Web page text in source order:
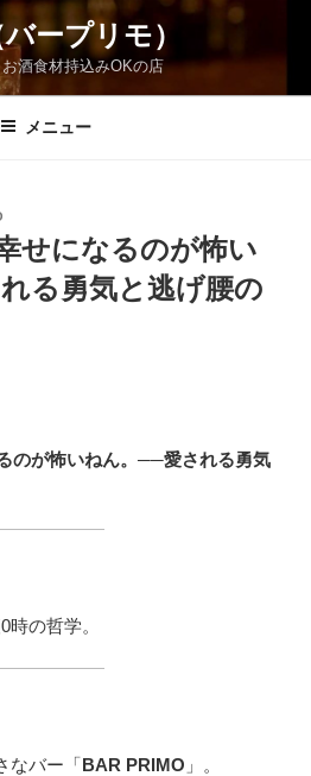
ープリモ）
酒食材持込みOKの店
メニュー
せになるのが怖い
る勇気と逃げ腰の
のが怖いねん。──愛される勇気
の哲学。
なバー「BAR PRIMO 」。